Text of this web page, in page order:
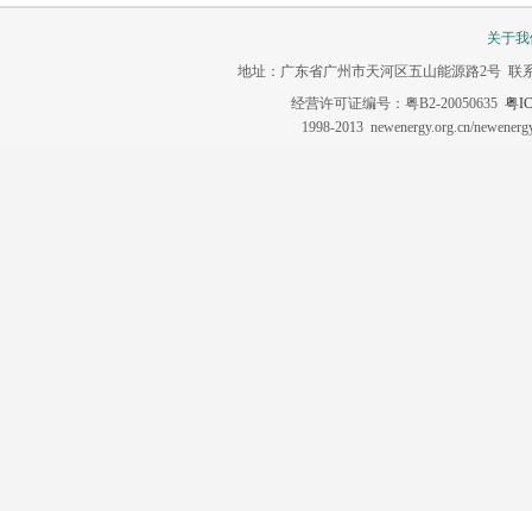
关于
地址：广东省广州市天河区五山能源路2号 联
经营许可证编号：粤B2-20050635 粤
1998-2013 newenergy.org.cn/